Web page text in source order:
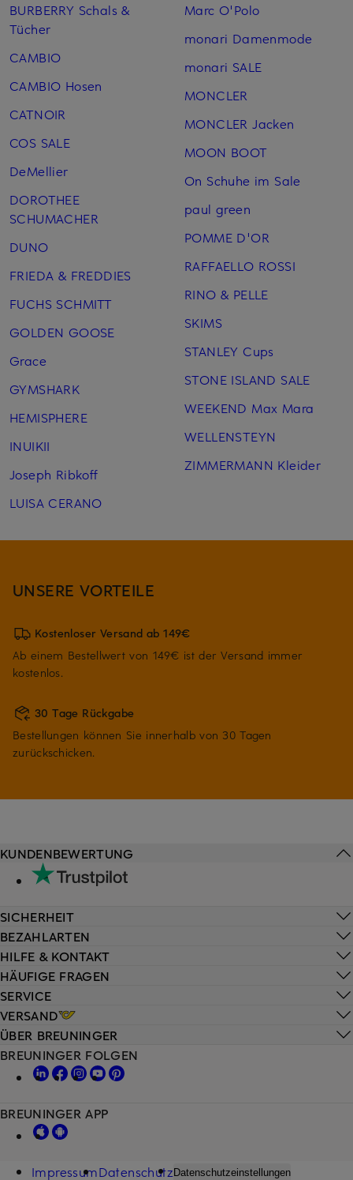
BURBERRY Schals &
Tücher
CAMBIO
CAMBIO Hosen
CATNOIR
COS SALE
DeMellier
DOROTHEE
SCHUMACHER
DUNO
FRIEDA & FREDDIES
FUCHS SCHMITT
GOLDEN GOOSE
Grace
GYMSHARK
HEMISPHERE
INUIKII
Joseph Ribkoff
LUISA CERANO
Marc O'Polo
monari Damenmode
monari SALE
MONCLER
MONCLER Jacken
MOON BOOT
On Schuhe im Sale
paul green
POMME D'OR
RAFFAELLO ROSSI
RINO & PELLE
SKIMS
STANLEY Cups
STONE ISLAND SALE
WEEKEND Max Mara
WELLENSTEYN
ZIMMERMANN Kleider
UNSERE VORTEILE
Kostenloser Versand ab 149€
Ab einem Bestellwert von 149€ ist der Versand immer
kostenlos.
30 Tage Rückgabe
Bestellungen können Sie innerhalb von 30 Tagen
zurückschicken.
HILFE & KONTAKT
HÄUFIGE FRAGEN
SERVICE
VERSAND
KUNDENBEWERTUNG
SICHERHEIT
BEZAHLARTEN
ÜBER BREUNINGER
BREUNINGER FOLGEN
BREUNINGER APP
ImpressumDatenschutz Datenschutzeinstellungen